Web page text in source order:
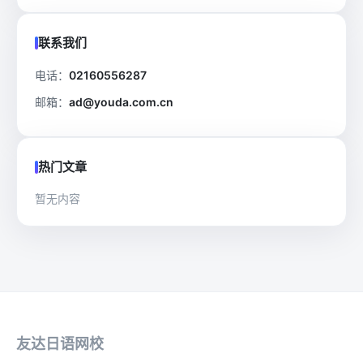
联系我们
电话： 02160556287
邮箱： ad@youda.com.cn
热门文章
暂无内容
友达日语网校